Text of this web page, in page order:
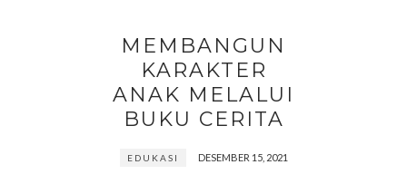
MEMBANGUN
KARAKTER
ANAK MELALUI
BUKU CERITA
EDUKASI DESEMBER 15, 2021